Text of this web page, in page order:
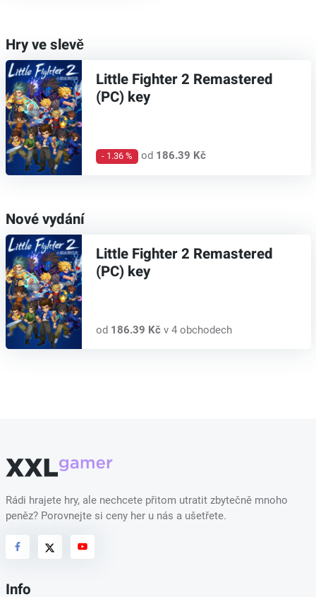
Hry ve slevě
Little Fighter 2 Remastered
(PC) key
- 1.36 % od 186.39 Kč
Nové vydání
Little Fighter 2 Remastered
(PC) key
od 186.39 Kčv 4 obchodech
Rádi hrajete hry, ale nechcete přitom utratit zbytečně mnoho
peněz? Porovnejte si ceny her u nás a ušetřete.
Info